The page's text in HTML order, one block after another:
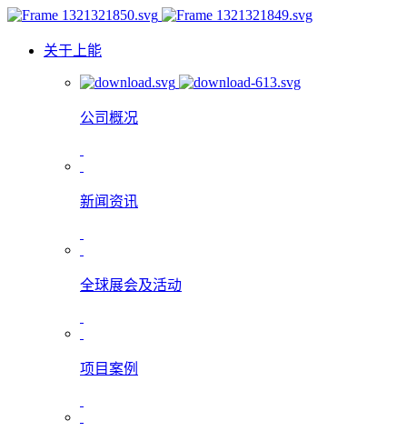
关于上能
公司概况
新闻资讯
全球展会及活动
项目案例